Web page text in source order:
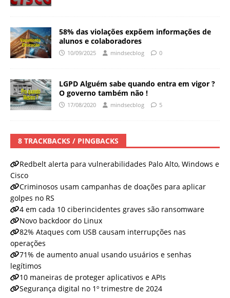
58% das violações expõem informações de
alunos e colaboradores
10/09/2025 mindsecblog 0
LGPD Alguém sabe quando entra em vigor ?
O governo também não !
17/08/2020 mindsecblog 5
8 TRACKBACKS / PINGBACKS
Redbelt alerta para vulnerabilidades Palo Alto, Windows e
Cisco
Criminosos usam campanhas de doações para aplicar
golpes no RS
4 em cada 10 ciberincidentes graves são ransomware
Novo backdoor do Linux
82% Ataques com USB causam interrupções nas
operações
71% de aumento anual usando usuários e senhas
legítimos
10 maneiras de proteger aplicativos e APIs
Segurança digital no 1º trimestre de 2024